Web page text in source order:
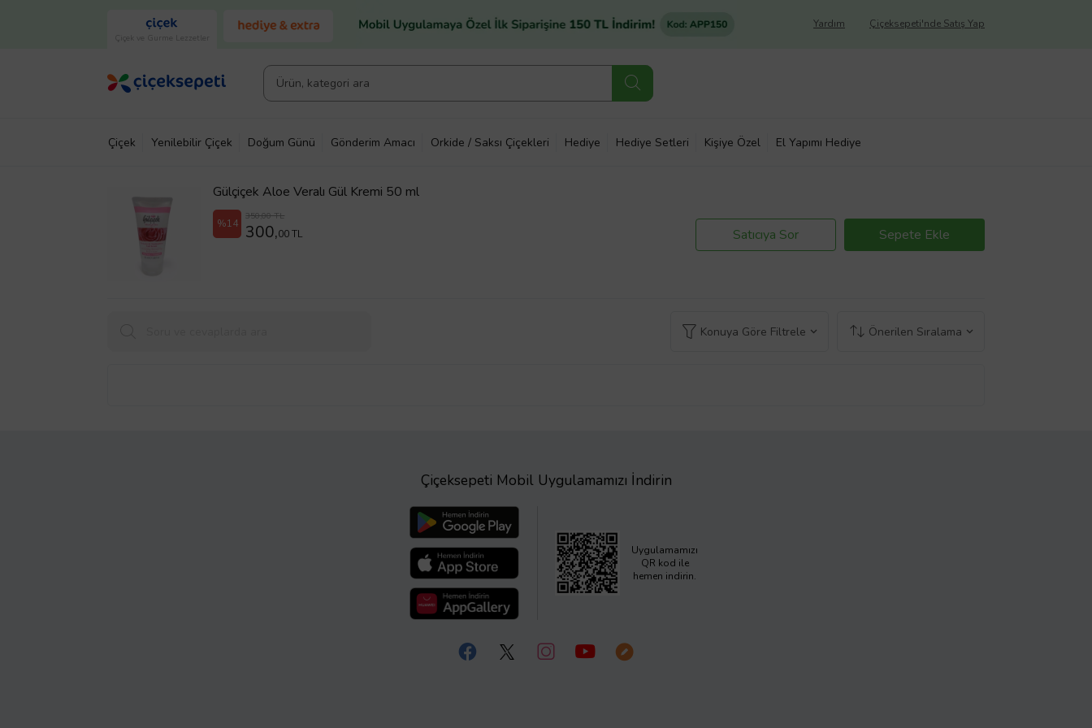
Çiçek ve Gurme Lezzetler
Çiçeksepeti'nde Satış Yap
Yardım
Çiçek Yenilebilir Çiçek Doğum Günü Gönderim Amacı Orkide / Saksı Çiçekleri Hediye Hediye Setleri Kişiye Özel El Yapımı Hediye
Gülçiçek Aloe Veralı Gül Kremi 50 ml
%14
350,00 TL
300,00 TL Satıcıya Sor Sepete Ekle
Konuya Göre Filtrele Önerilen Sıralama
Çiçeksepeti Mobil Uygulamamızı İndirin
Uygulamamızı
QR kod ile
hemen indirin.